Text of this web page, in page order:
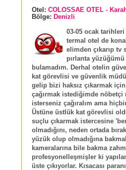
Otel: COLOSSAE OTEL -
Bölge: Denizli
03-05 ocak
termal otel de
elimden çıkarıp tv
pırlanta
bulamadım. Derhal otelin
kat görevlisi ve güvenlik
gelip bizi haksız çıkarmak
çağırmak istediğimde
isterseniz çağıralım ama
Üstüne üstlük kat görevlisi
suçlu çıkarmak istercesine
olmadığını, neden ortada
yüzük olup olmadığına
kameralarına bile bakma
profesyonelleşmişler ki
üste çıkıyorlar. Kısacası